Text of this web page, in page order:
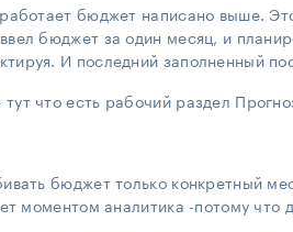
бюджет написано выше.
бюджет за один месяц, и
И последний заполненный
что есть рабочий раздел
бюджет только конкретный
моментом аналитика -потому что